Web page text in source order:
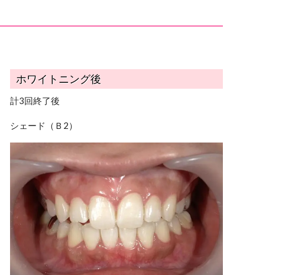
ホワイトニング後
計3回終了後
シェード（Ｂ2）